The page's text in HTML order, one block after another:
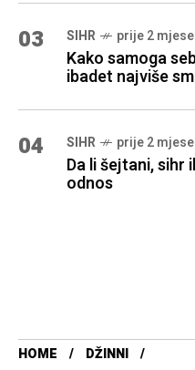
03 SIHR prije 2
Kako samoga
ibadet najviše
04 SIHR prije 2
Da li šejtani, sihr
odnos
HOME
DŽINNI